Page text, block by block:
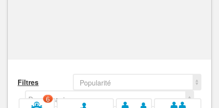
Filtres
Popularité
Decroissant
6